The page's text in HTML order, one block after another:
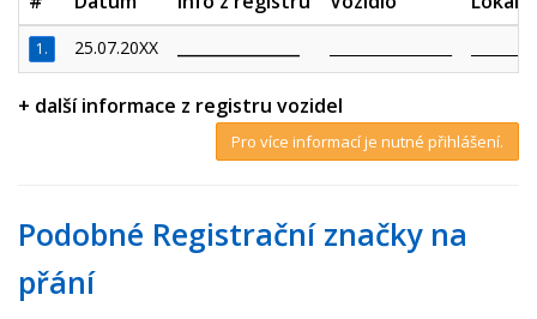
1. 25.07.20XX
+ další informace z registru vozidel
Pro více informací je nutné přihlášení.
Podobné Registrační značky na
přání